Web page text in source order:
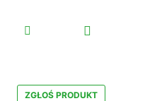
ZGŁOŚ PRODUKT